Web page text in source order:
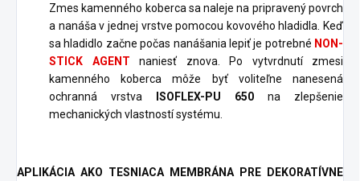
Zmes kamenného koberca sa naleje na pripravený povrch
a nanáša v jednej vrstve pomocou kovového hladidla. Keď
sa hladidlo začne počas nanášania lepiť je potrebné NON-
STICK AGENT naniesť znova. Po vytvrdnutí zmesi
kamenného koberca môže byť voliteľne nanesená
ochranná vrstva
ISOFLEX-PU 650 na zlepšenie
mechanických vlastností systému.
APLIKÁCIA AKO TESNIACA MEMBRÁNA PRE DEKORATÍVNE